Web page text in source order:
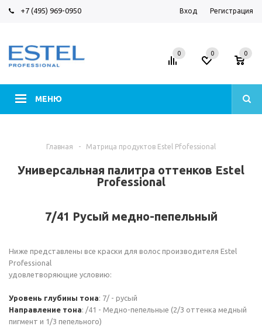
+7 (495) 969-0950 Вход Регистрация
МЕНЮ
0 0 0
Главная - Матрица продуктов Estel Pfofessional
Универсальная палитра оттенков Estel
Professional
7/41 Русый медно-пепельный
Ниже представлены все краски для волос производителя Estel
Professional
удовлетворяющие условию:
Уровень глубины тона: 7/ - русый
Направление тона: /41 - Медно-пепельные (2/3 оттенка медный
пигмент и 1/3 пепельного)